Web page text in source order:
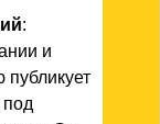
:
и
публикует
под